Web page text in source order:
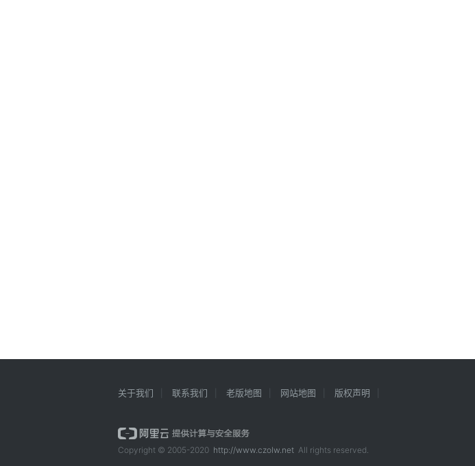
关于我们 联系我们 老版地图 网站地图 版权声明
Copyright © 2005-2020 http://www.czolw.net All rights reserved.